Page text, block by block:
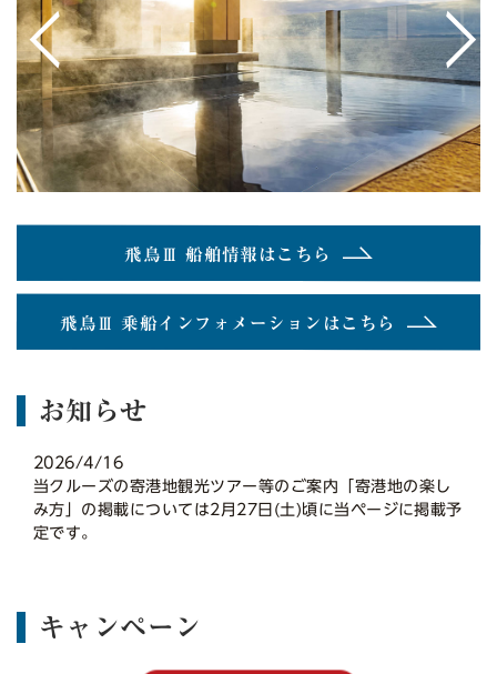
< >
飛鳥Ⅲ 船舶情報はこちら
飛鳥Ⅲ 乗船インフォメーションはこちら
お知らせ
2026/4/16
当クルーズの寄港地観光ツアー等のご案内「寄港地の楽し
み方」の掲載については2月27日(土)頃に当ページに掲載予
定です。
キャンペーン